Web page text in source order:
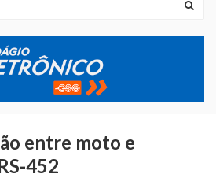
entre moto e
452